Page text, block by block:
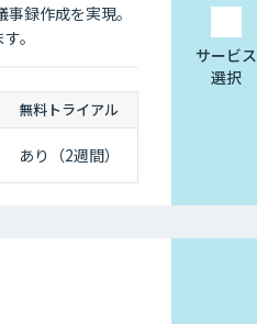
録作成を実現。
。
無料トライアル
あり（2週間）
サービス
選択